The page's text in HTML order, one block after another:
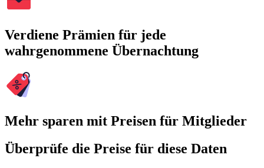
Verdiene Prämien für jede
wahrgenommene Übernachtung
Mehr sparen mit Preisen für Mitglieder
Überprüfe die Preise für diese Daten